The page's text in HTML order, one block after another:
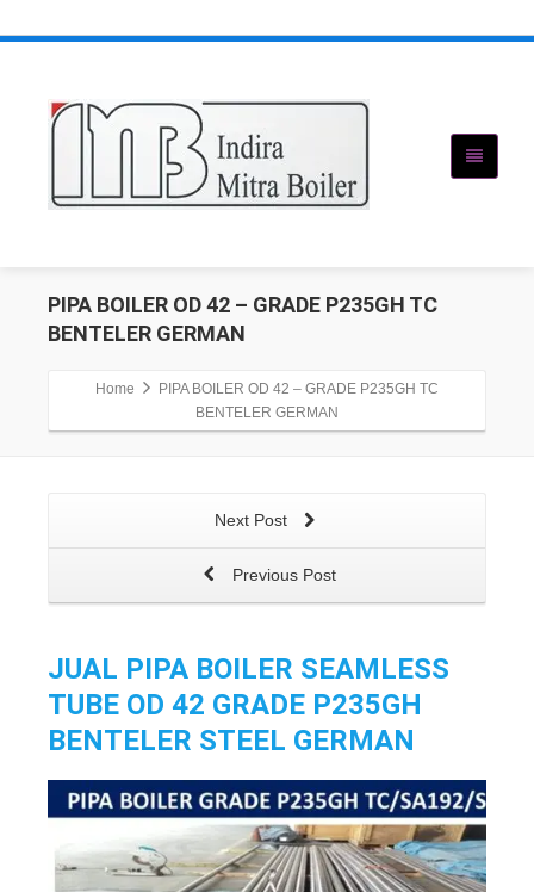
PIPA BOILER OD 42 – GRADE P235GH TC
BENTELER GERMAN
Home
PIPA BOILER OD 42 – GRADE P235GH TC
BENTELER GERMAN
Next Post
Previous Post
JUAL PIPA BOILER SEAMLESS
TUBE OD 42 GRADE P235GH
BENTELER STEEL GERMAN